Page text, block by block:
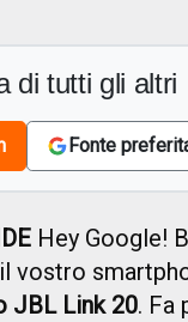
di tutti gli altri
Fonte
Hey Google!
vostro
JBL Link 20. Fa